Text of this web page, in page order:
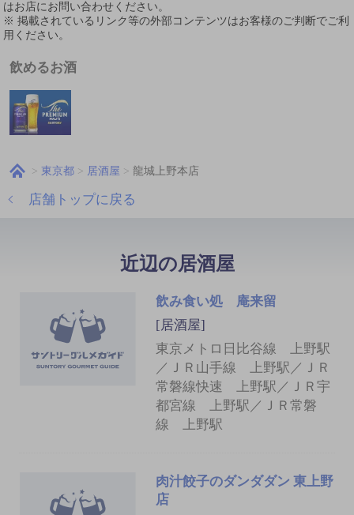
はお店にお問い合わせください。
※ 掲載されているリンク等の外部コンテンツはお客様のご判断でご利
用ください。
飲めるお酒
東京都 居酒屋 龍城上野本店
店舗トップに戻る
近辺の居酒屋
飲み食い処 庵来留
[居酒屋]
東京メトロ日比谷線 上野駅
／ＪＲ山手線 上野駅／ＪＲ
常磐線快速 上野駅／ＪＲ宇
都宮線 上野駅／ＪＲ常磐
線 上野駅
肉汁餃子のダンダダン 東上野
店